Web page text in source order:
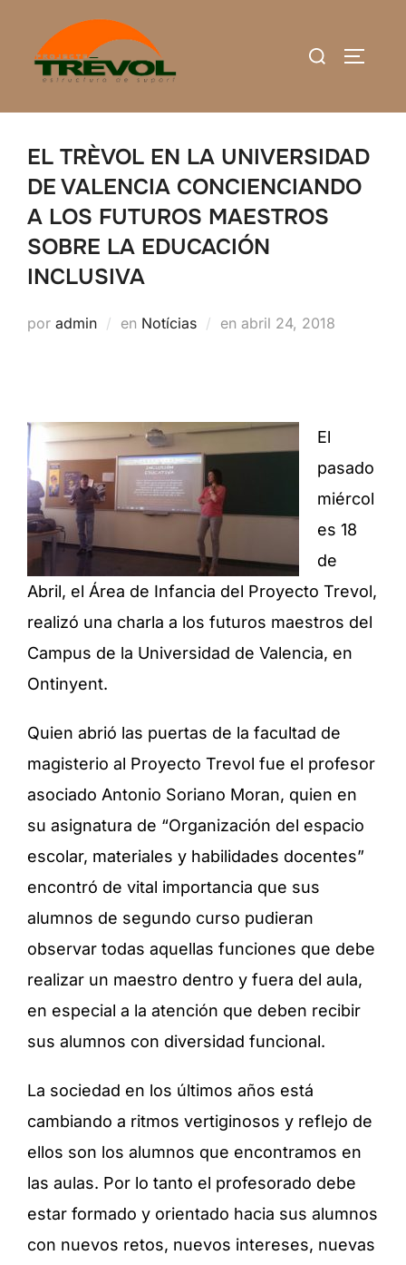
contenido
Buscar:
EL TRÈVOL EN LA UNIVERSIDAD
DE VALENCIA CONCIENCIANDO
A LOS FUTUROS MAESTROS
SOBRE LA EDUCACIÓN
INCLUSIVA
por admin en Notícias en Publicado
abril 24, 2018
El
pasado
miércol
es 18
de
Abril, el Área de Infancia del Proyecto Trevol,
realizó una charla a los futuros maestros del
Campus de la Universidad de Valencia, en
Ontinyent.
Quien abrió las puertas de la facultad de
magisterio al Proyecto Trevol fue el profesor
asociado Antonio Soriano Moran, quien en
su asignatura de “Organización del espacio
escolar, materiales y habilidades docentes”
encontró de vital importancia que sus
alumnos de segundo curso pudieran
observar todas aquellas funciones que debe
realizar un maestro dentro y fuera del aula,
en especial a la atención que deben recibir
sus alumnos con diversidad funcional.
La sociedad en los últimos años está
cambiando a ritmos vertiginosos y reflejo de
ellos son los alumnos que encontramos en
las aulas. Por lo tanto el profesorado debe
estar formado y orientado hacia sus alumnos
con nuevos retos, nuevos intereses, nuevas